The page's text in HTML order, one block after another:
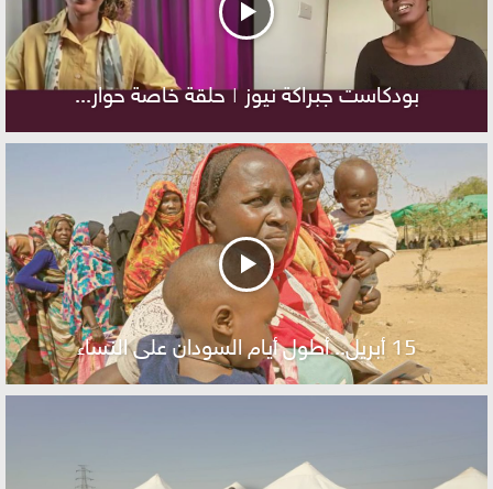
بودكاست جبراكة نيوز | حلقة خاصة حوار...
15 أبريل.. أطول أيام السودان على النساء